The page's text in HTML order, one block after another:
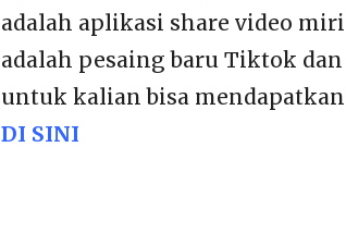
adalah aplikasi share video
adalah pesaing baru Tiktok dan
untuk kalian bisa
DI SINI